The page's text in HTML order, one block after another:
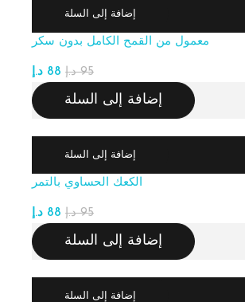
إضافة إلى السلة
معمول من القمح الكامل بدون سكر
95 د.إ 88 د.إ
إضافة إلى السلة
إضافة إلى السلة
الكعك الحساوي بالتمر
95 د.إ 88 د.إ
إضافة إلى السلة
إضافة إلى السلة